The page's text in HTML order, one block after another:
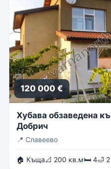
120 000 €
Хубава обзаведена
Добрич
📍 Славеево
🏠 Къща📐 200 кв.м🛏 4🛁 2